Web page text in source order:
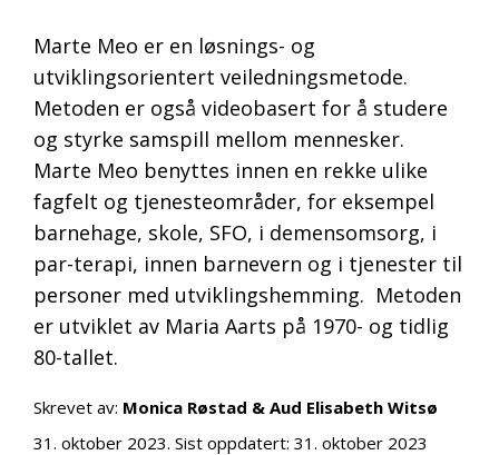
Marte Meo er en løsnings- og
utviklingsorientert veiledningsmetode.
Metoden er også videobasert for å studere
og styrke samspill mellom mennesker.
Marte Meo benyttes innen en rekke ulike
fagfelt og tjenesteområder, for eksempel
barnehage, skole, SFO, i demensomsorg, i
par-terapi, innen barnevern og i tjenester til
personer med utviklingshemming. Metoden
er utviklet av Maria Aarts på 1970- og tidlig
80-tallet.
Skrevet av: Monica Røstad & Aud Elisabeth Witsø
31. oktober 2023. Sist oppdatert: 31. oktober 2023